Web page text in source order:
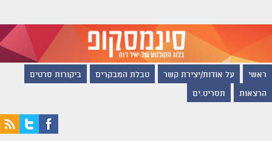
ראשי על אודות/יצירת קשר טבלת המבקרים ביקורות סרטים
הרצאות תסריט.ים